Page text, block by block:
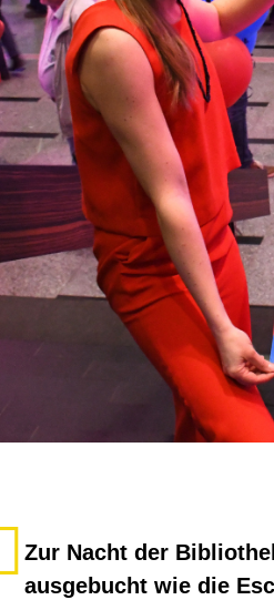
Zur Nacht der
ausgebucht wie die